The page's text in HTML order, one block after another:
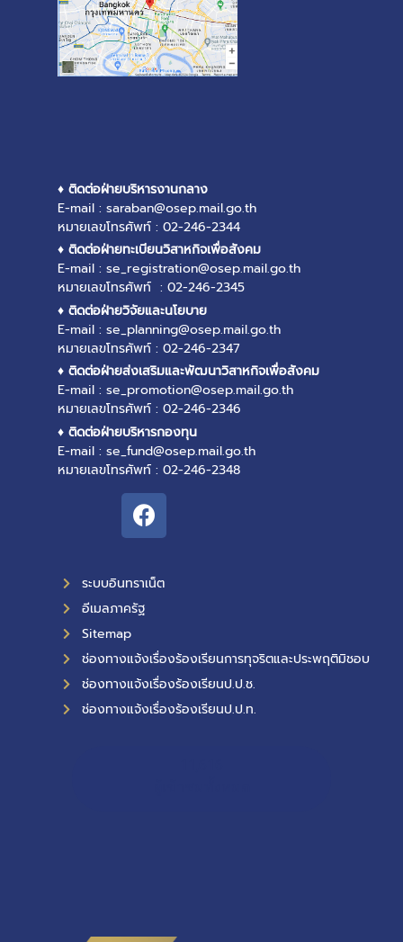
♦ ติดต่อฝ่ายบริหารงานกลาง
E-mail : saraban@osep.mail.go.th
หมายเลขโทรศัพท์ : 02-246-2344
♦ ติดต่อฝ่ายทะเบียนวิสาหกิจเพื่อสังคม
E-mail : se_registration@osep.mail.go.th
หมายเลขโทรศัพท์ : 02-246-2345
♦ ติดต่อฝ่ายวิจัยและนโยบาย
E-mail : se_planning@osep.mail.go.th
หมายเลขโทรศัพท์ : 02-246-2347
♦ ติดต่อฝ่ายส่งเสริมและพัฒนาวิสาหกิจเพื่อสังคม
E-mail : se_promotion@osep.mail.go.th
หมายเลขโทรศัพท์ : 02-246-2346
♦ ติดต่อฝ่ายบริหารกองทุน
E-mail : se_fund@osep.mail.go.th
หมายเลขโทรศัพท์ : 02-246-2348
ระบบอินทราเน็ต
อีเมลภาครัฐ
Sitemap
ช่องทางแจ้งเรื่องร้องเรียนการทุจริตและประพฤติมิชอบ
ช่องทางแจ้งเรื่องร้องเรียนป.ป.ช.
ช่องทางแจ้งเรื่องร้องเรียนป.ป.ท.